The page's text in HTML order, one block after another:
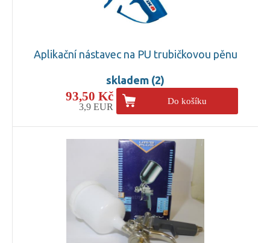
Aplikační nástavec na PU trubičkovou pěnu
skladem (2)
93,50 Kč
3,9 EUR
Do košíku